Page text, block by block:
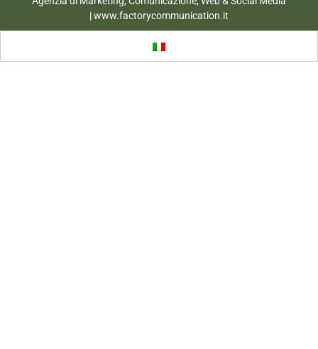
|www.factorycommunication.it